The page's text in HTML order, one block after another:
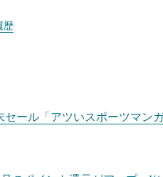
歴
セール「アツいスポーツマン